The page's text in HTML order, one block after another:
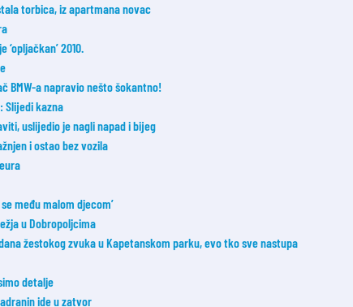
torbica, iz apartmana novac
2010.
BMW-a napravio nešto šokantno!
Slijedi kazna
uslijedio je nagli napad i bijeg
i ostao bez vozila
među malom djecom’
u Dobropoljcima
žestokog zvuka u Kapetanskom parku, evo tko sve nastupa
detalje
ide u zatvor